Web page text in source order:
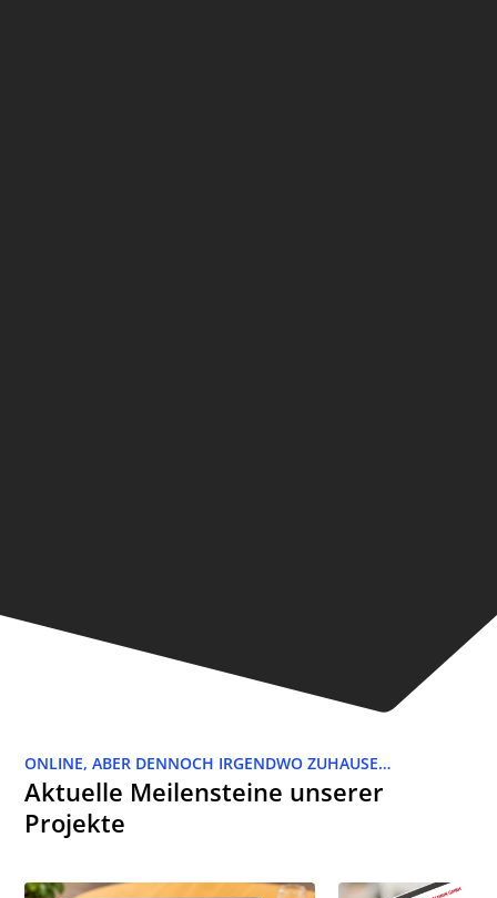
ONLINE, ABER DENNOCH IRGENDWO ZUHAUSE…
Aktuelle Meilensteine unserer
Projekte